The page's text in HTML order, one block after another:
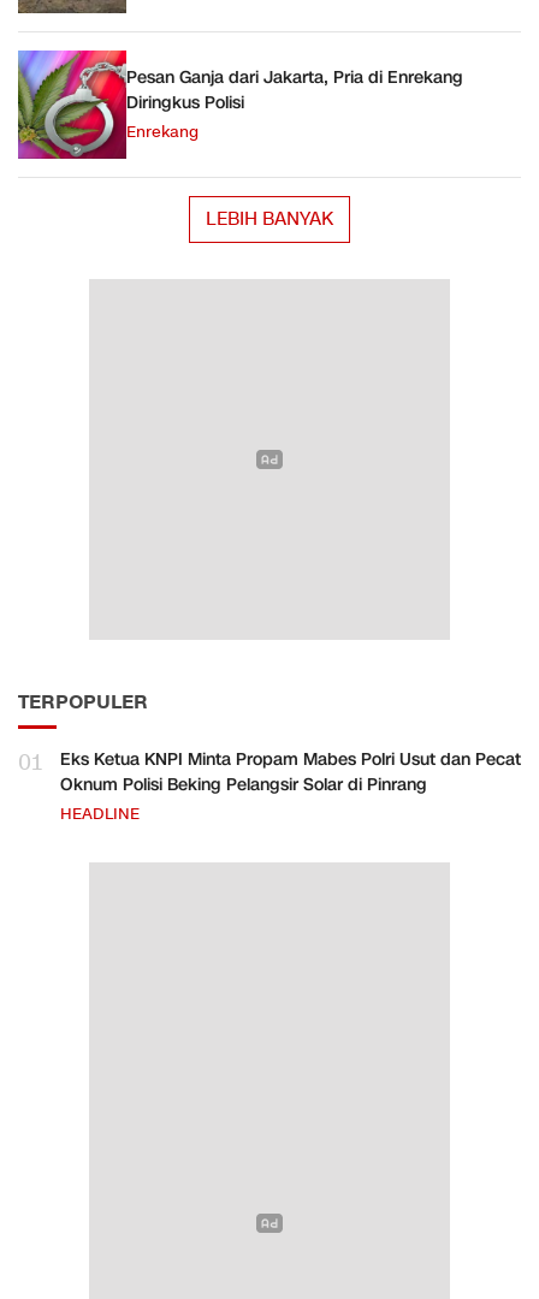
Pesan Ganja dari Jakarta, Pria di Enrekang
Diringkus Polisi
Enrekang
LEBIH BANYAK
TERPOPULER
01
Eks Ketua KNPI Minta Propam Mabes Polri Usut dan Pecat
Oknum Polisi Beking Pelangsir Solar di Pinrang
HEADLINE